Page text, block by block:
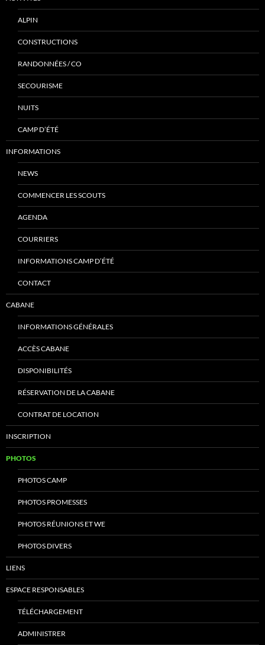
ALPIN
CONSTRUCTIONS
RANDONNÉES / CO
SECOURISME
NUITS
CAMP D’ÉTÉ
INFORMATIONS
NEWS
COMMENCER LES SCOUTS
AGENDA
COURRIERS
INFORMATIONS CAMP D’ÉTÉ
CONTACT
CABANE
INFORMATIONS GÉNÉRALES
ACCÈS CABANE
DISPONIBILITÉS
RÉSERVATION DE LA CABANE
CONTRAT DE LOCATION
INSCRIPTION
PHOTOS
PHOTOS CAMP
PHOTOS PROMESSES
PHOTOS RÉUNIONS ET WE
PHOTOS DIVERS
LIENS
ESPACE RESPONSABLES
TÉLÉCHARGEMENT
ADMINISTRER